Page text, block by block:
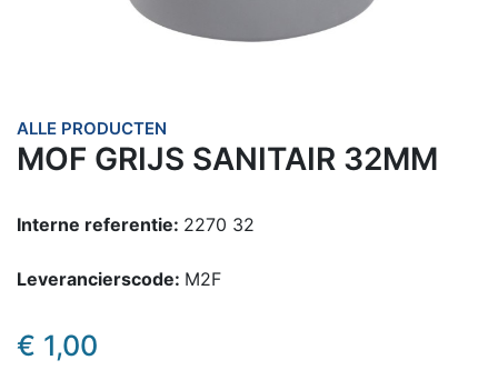
ALLE PRODUCTEN
MOF GRIJS SANITAIR 32MM
Interne referentie: 2270 32
Leverancierscode: M2F
€ 1,00